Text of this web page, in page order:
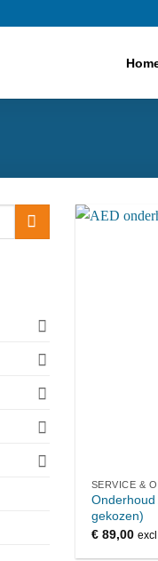
SERVICE &
Onderhoud
gekozen)
€89,00